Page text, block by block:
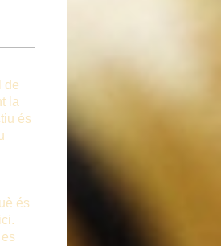
de
la
és
és